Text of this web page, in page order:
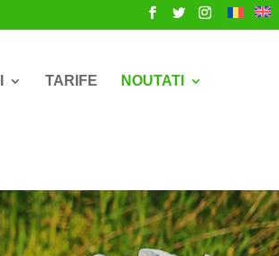
TARIFE NOUTATI